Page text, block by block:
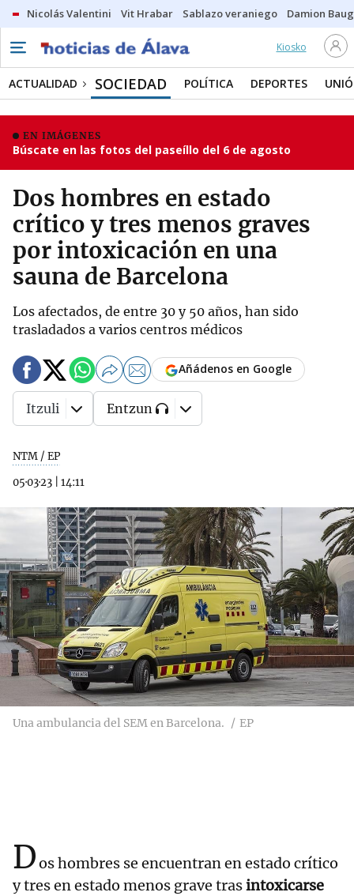
Nicolás Valentini Vit Hrabar Sablazo veraniego Damion
Kiosko
ACTUALIDAD SOCIEDAD POLÍTICA DEPORTES
EN IMÁGENES
Búscate en las fotos del paseíllo del 6 de agosto
Dos hombres en estado
crítico y tres menos graves
por intoxicación en una
sauna de Barcelona
Los afectados, de entre 30 y 50 años, han sido
trasladados a varios centros médicos
NTM / EP
05·03·23
14:11
Añádenos en Google
Itzuli Entzun
Una ambulancia del SEM en Barcelona. EP
Dos hombres se encuentran en estado crítico
y tres en estado menos grave trasintoxicarse